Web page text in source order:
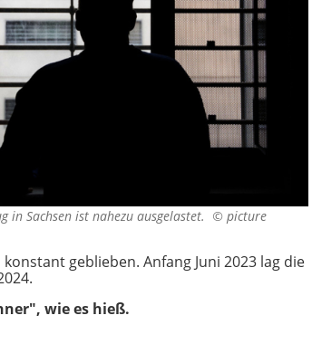
in Sachsen ist nahezu ausgelastet. © picture
geblieben. Anfang Juni 2023 lag die
wie es hieß.